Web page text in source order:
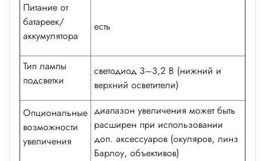
Питание от
батареек/
аккумулятора
есть
Тип лампы
подсветки
светодиод 3–3,2 В (нижний и
верхний осветители)
Опциональные
возможности
увеличения
диапазон увеличения может быть
расширен при использовании
доп. аксессуаров (окуляров, линз
Барлоу, объективов)